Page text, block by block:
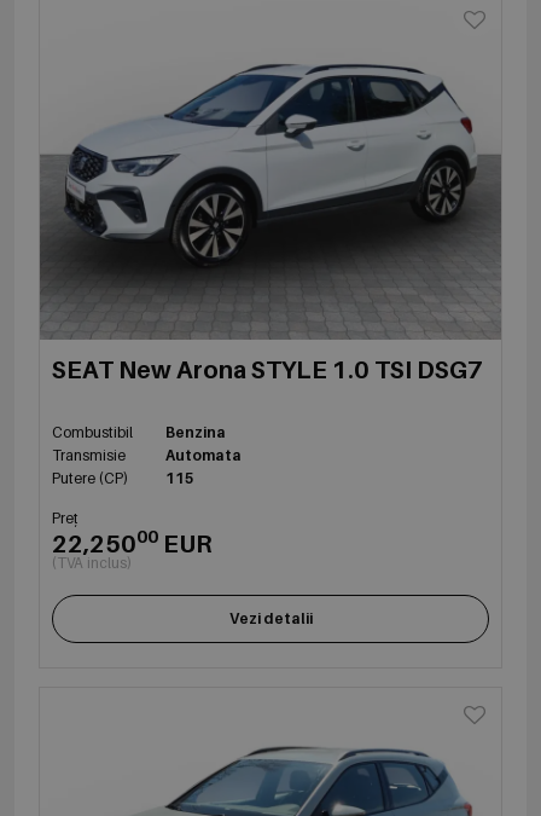
SEAT New Arona STYLE 1.0 TSI DSG7
Combustibil
Benzina
Transmisie
Automata
Putere (CP)
115
Preț
22,25000 EUR
(TVA inclus)
Vezi detalii